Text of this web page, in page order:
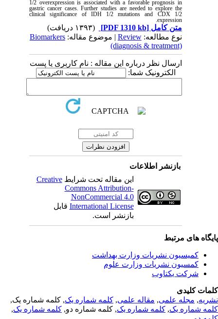
1/2 overexpression is associated with a favorable prognosis in
gastric cancer cases. Further studies are needed to explore the
clinical significance of IDH 1/2 mutations and CDX 1/2
expression
.
متن کامل[PDF 1310 kb]
نوع مطالعه:Review| موضوع مقاله:Biomarkers
(diagnosis & treatment)
ارسال نظر درباره این مقاله : نام کاربری یا پست
الکترونیک شما:
بازنشر اطلاعات
این مقاله تحت شرایطCreative
Commons Attribution-
NonCommercial 4.0
International Licenseقابل
بازنشر است.
های مرتبط
کمیسیون نشریات وزارت بهداشت
کمسیون نشریات وزارت علوم
شرکت یکتاوب
کلیدی
,مجله علمی, مقاله علمی, کلمه شماره یک, کلمه شماره یک,
شماره یک,کلمه شماره یک, کلمه شماره دو,کلمه شماره یک,